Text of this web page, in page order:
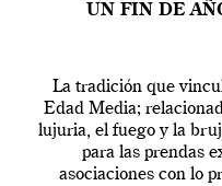
UN FIN DE
La tradición que
Edad Media;
lujuria, el fuego y la
para las prendas
asociaciones con lo